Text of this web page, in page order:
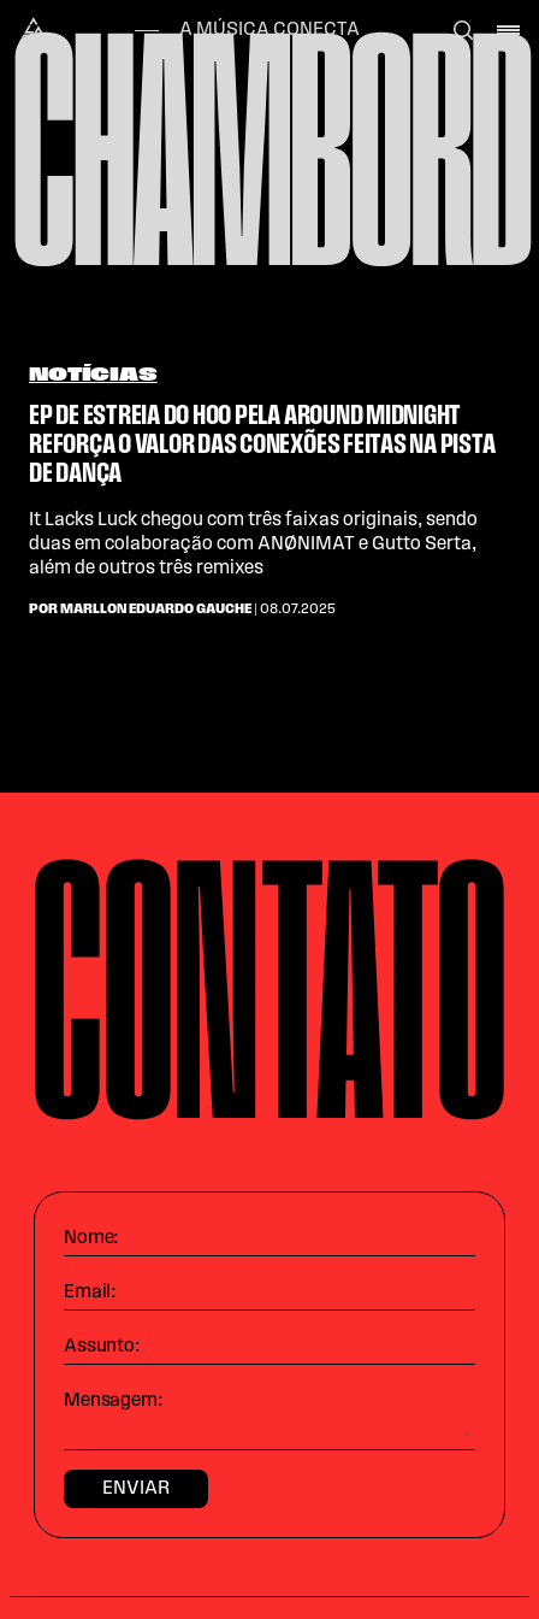
Alataj
A MÚSICA CONECTA
CHAMBORD
NOTÍCIAS
EP DE ESTREIA DO HOO PELA AROUND MIDNIGHT
REFORÇA O VALOR DAS CONEXÕES FEITAS NA PISTA
DE DANÇA
It Lacks Luck chegou com três faixas originais, sendo
duas em colaboração com ANØNIMAT e Gutto Serta,
além de outros três remixes
POR MARLLON EDUARDO GAUCHE | 08.07.2025
CONTATO
Nome:
Email:
Assunto:
Mensagem: